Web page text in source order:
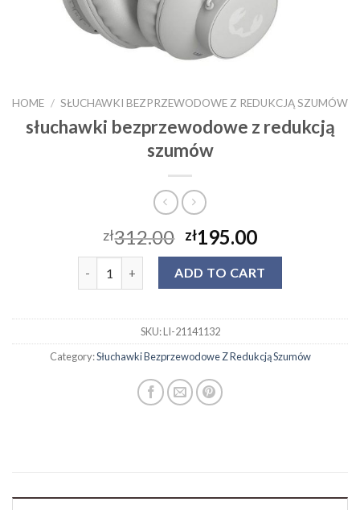
HOME / SŁUCHAWKI BEZPRZEWODOWE Z REDUKCJĄ SZUMÓW
słuchawki bezprzewodowe z redukcją
szumów
zł312.00 zł195.00
słuchawki bezprzewodowe z redukcją szumów
ADD TO CART
SKU:LI-21141132
Category:Słuchawki Bezprzewodowe Z Redukcją Szumów